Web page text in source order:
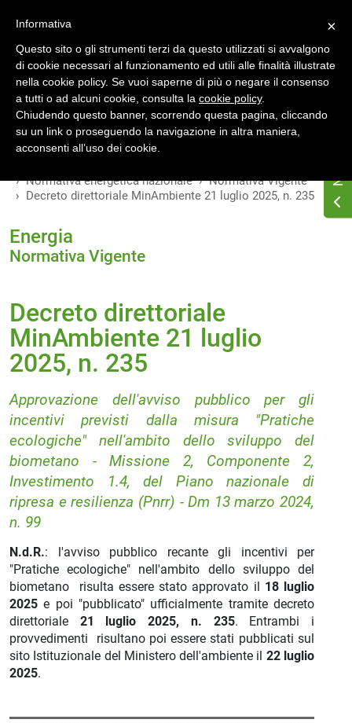
INDICE VERSIONI
MODIFICHE
Normativa energetica nazionale
Normativa Vigente
Decreto direttoriale MinAmbiente 21 luglio 2025, n. 235
Energia
Normativa Vigente
Decreto direttoriale
MinAmbiente 21 luglio
2025, n. 235
Approvazione dell'avviso pubblico per gli
incentivi previsti dalla misura "Pratiche
ecologiche" nell'ambito dello sviluppo del
biometano - Missione 2, Componente 2,
Investimento 1.4, del Piano nazionale di
ripresa e resilienza (Pnrr) - Dm 13 marzo 2024,
n. 99
N.d.R.: l'avviso pubblico recante gli incentivi per
"Pratiche ecologiche" nell'ambito dello sviluppo del
biometano risulta essere stato approvato il 18 luglio
2025 e poi "pubblicato" ufficialmente tramite decreto
direttoriale 21 luglio 2025, n. 235. Entrambi i
provvedimenti risultano poi essere stati pubblicati sul
sito Istituzionale del Ministero dell'ambiente il 22 luglio
2025.
×
Informativa
Questo sito o gli strumenti terzi da questo utilizzati si avvalgono
di cookie necessari al funzionamento ed utili alle finalità illustrate
nella cookie policy. Se vuoi saperne di più o negare il consenso
a tutti o ad alcuni cookie, consulta la cookie policy.
Chiudendo questo banner, scorrendo questa pagina, cliccando
su un link o proseguendo la navigazione in altra maniera,
acconsenti all’uso dei cookie.